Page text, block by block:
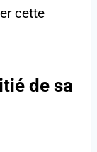
cette
de sa